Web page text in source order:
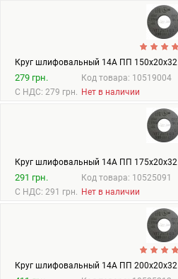
Круг шлифовальный 14А ПП
279 грн.
С НДС: 279 грн.
Код товара: 10519004
Нет в наличии
Круг шлифовальный 14А ПП
291 грн.
С НДС: 291 грн.
Код товара: 10525091
Нет в наличии
Круг шлифовальный 14А ПП